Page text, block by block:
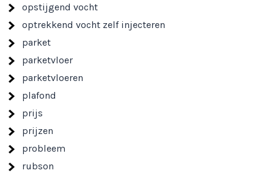
opstijgend vocht
optrekkend vocht zelf injecteren
parket
parketvloer
parketvloeren
plafond
prijs
prijzen
probleem
rubson